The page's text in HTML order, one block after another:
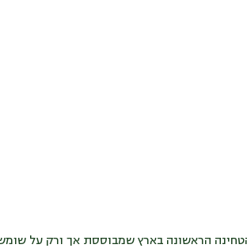
הראשונה בארץ שמבוססת אך ורק על